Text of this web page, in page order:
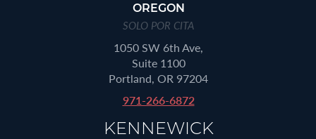
OREGON
SOLO POR CITA
1050 SW 6th Ave,
Suite 1100
Portland, OR 97204
971-266-6872
KENNEWICK